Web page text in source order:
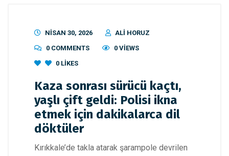
NISAN 30, 2026
ALI HORUZ
0 COMMENTS
0 VIEWS
0 LIKES
Kaza sonrası sürücü kaçtı,
yaşlı çift geldi: Polisi ikna
etmek için dakikalarca dil
döktüler
Kırıkkale’de takla atarak şarampole devrilen